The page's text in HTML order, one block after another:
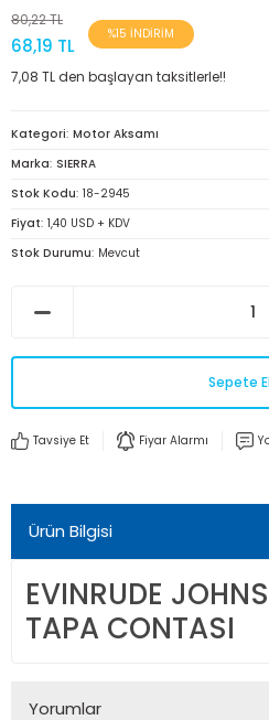
80,22 TL
68,19 TL
%15 İNDİRİM
7,08 TL den başlayan taksitlerle!!
Kategori Motor Aksamı
Marka SIERRA
Stok Kodu 18-2945
Fiyat 1,40 USD + KDV
Stok Durumu Mevcut
Sepete
Tavsiye Et Fiyar Alarmı
Ürün Bilgisi
EVINRUDE
TAPA CONTASI
Yorumlar